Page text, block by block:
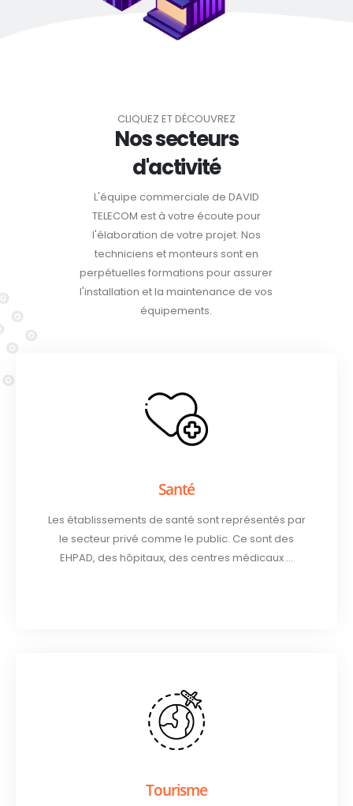
CLIQUEZ ET DÉCOUVREZ
Nos secteurs
d'activité
L'équipe commerciale de DAVID
TELECOM est à votre écoute pour
l'élaboration de votre projet. Nos
techniciens et monteurs sont en
perpétuelles formations pour assurer
l'installation et la maintenance de vos
équipements.
Santé
Les établissements de santé sont représentés par
le secteur privé comme le public. Ce sont des
EHPAD, des hôpitaux, des centres médicaux …
Tourisme